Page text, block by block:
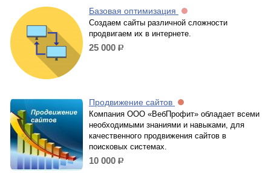
Базовая оптимизация
Создаем сайты различной сложности
продвигаем их в интернете.
25 000 р.
Продвижение сайтов
Компания ООО «ВебПрофит» обладает всеми
необходимыми знаниями и навыками, для
качественного продвижения сайтов в
поисковых системах.
10 000 р.